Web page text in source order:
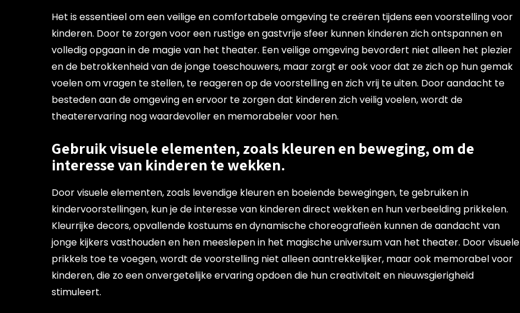
Het is essentieel om een veilige en comfortabele omgeving te creëren tijdens een voorstelling voor
kinderen. Door te zorgen voor een rustige en gastvrije sfeer kunnen kinderen zich ontspannen en
volledig opgaan in de magie van het theater. Een veilige omgeving bevordert niet alleen het plezier
en de betrokkenheid van de jonge toeschouwers, maar zorgt er ook voor dat ze zich op hun gemak
voelen om vragen te stellen, te reageren op de voorstelling en zich vrij te uiten. Door aandacht te
besteden aan de omgeving en ervoor te zorgen dat kinderen zich veilig voelen, wordt de
theaterervaring nog waardevoller en memorabeler voor hen.
Gebruik visuele elementen, zoals kleuren en beweging, om de
interesse van kinderen te wekken.
Door visuele elementen, zoals levendige kleuren en boeiende bewegingen, te gebruiken in
kindervoorstellingen, kun je de interesse van kinderen direct wekken en hun verbeelding prikkelen.
Kleurrijke decors, opvallende kostuums en dynamische choreografieën kunnen de aandacht van
jonge kijkers vasthouden en hen meeslepen in het magische universum van het theater. Door visuele
prikkels toe te voegen, wordt de voorstelling niet alleen aantrekkelijker, maar ook memorabel voor
kinderen, die zo een onvergetelijke ervaring opdoen die hun creativiteit en nieuwsgierigheid
stimuleert.